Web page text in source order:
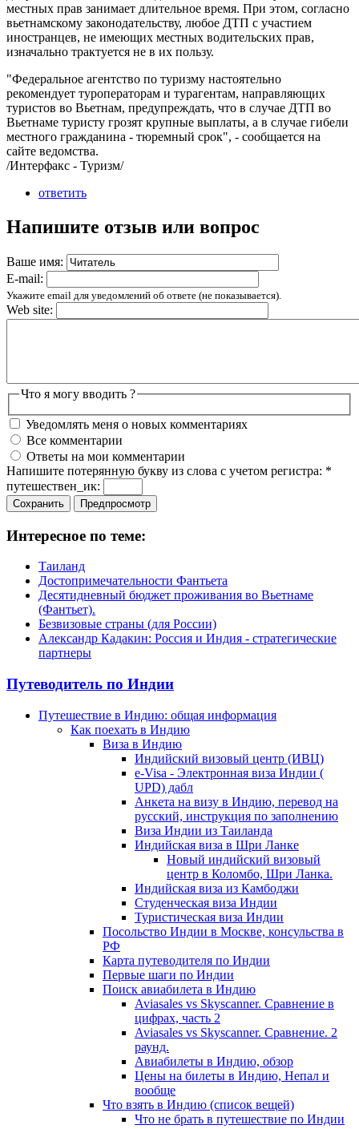
местных прав занимает длительное время. При этом, согласно
вьетнамскому законодательству, любое ДТП с участием
иностранцев, не имеющих местных водительских прав,
изначально трактуется не в их пользу.
"Федеральное агентство по туризму настоятельно
рекомендует туроператорам и турагентам, направляющих
туристов во Вьетнам, предупреждать, что в случае ДТП во
Вьетнаме туристу грозят крупные выплаты, а в случае гибели
местного гражданина - тюремный срок", - сообщается на
сайте ведомства.
/Интерфакс - Туризм/
ответить
Напишите отзыв или вопрос
Ваше имя:
E-mail:
Укажите email для уведомлений об ответе (не показывается).
Web site:
Что я могу вводить ?
Уведомлять меня о новых комментариях
Все комментарии
Ответы на мои комментарии
Напишите потерянную букву из слова с учетом регистра: *
путешествен_ик:
Интересное по теме:
Таиланд
Достопримечательности Фантьета
Десятидневный бюджет проживания во Вьетнаме
(Фантьет).
Безвизовые страны (для России)
Александр Кадакин: Россия и Индия - стратегические
партнеры
Путеводитель по Индии
Путешествие в Индию: общая информация
Как поехать в Индию
Виза в Индию
Индийский визовый центр (ИВЦ)
e-Visa - Электронная виза Индии (
UPD) дабл
Анкета на визу в Индию, перевод на
русский, инструкция по заполнению
Виза Индии из Таиланда
Индийская виза в Шри Ланке
Новый индийский визовый
центр в Коломбо, Шри Ланка.
Индийская виза из Камбоджи
Студенческая виза Индии
Туристическая виза Индии
Посольство Индии в Москве, консульства в
РФ
Карта путеводителя по Индии
Первые шаги по Индии
Поиск авиабилета в Индию
Aviasales vs Skyscanner. Сравнение в
цифрах, часть 2
Aviasales vs Skyscanner. Сравнение. 2
раунд.
Авиабилеты в Индию, обзор
Цены на билеты в Индию, Непал и
вообще
Что взять в Индию (список вещей)
Что не брать в путешествие по Индии